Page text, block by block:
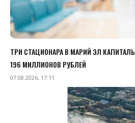
ТРИ СТАЦИОНАРА В МАРИЙ ЭЛ
196 МИЛЛИОНОВ РУБЛЕЙ
07.08.2026, 17:11